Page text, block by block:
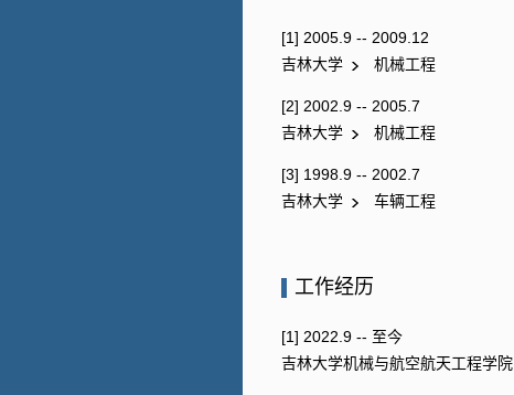
[1] 2005.9 -- 2009.12
吉林大学
机械工程
[2] 2002.9 -- 2005.7
吉林大学
机械工程
[3] 1998.9 -- 2002.7
吉林大学
车辆工程
工作经历
[1] 2022.9 -- 至今
吉林大学机械与航空航天工程学院